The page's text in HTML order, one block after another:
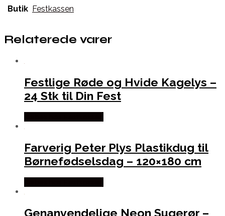
Butik Festkassen
Relaterede varer
Festlige Røde og Hvide Kagelys –
24 Stk til Din Fest
Farverig Peter Plys Plastikdug til
Børnefødselsdag – 120×180 cm
Genanvendelige Neon Sugerør –